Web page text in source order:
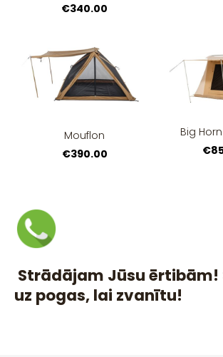
Strādājam Jūsu ērtibām!
uz pogas, lai zvanītu!
€340.00
Mouflon
€390.00
Big